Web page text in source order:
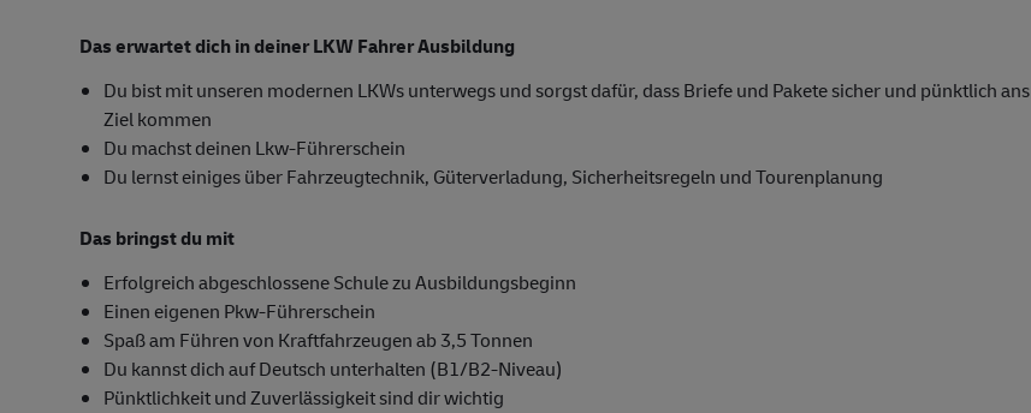
Das erwartet dich in deiner LKW Fahrer Ausbildung
Du bist mit unseren modernen LKWs unterwegs und sorgst dafür, dass Briefe und Pakete sicher und pünktlich ans
Ziel kommen
Du machst deinen Lkw-Führerschein
Du lernst einiges über Fahrzeugtechnik, Güterverladung, Sicherheitsregeln und Tourenplanung
Das bringst du mit
Erfolgreich abgeschlossene Schule zu Ausbildungsbeginn
Einen eigenen Pkw-Führerschein
Spaß am Führen von Kraftfahrzeugen ab 3,5 Tonnen
Du kannst dich auf Deutsch unterhalten (B1/B2-Niveau)
Pünktlichkeit und Zuverlässigkeit sind dir wichtig